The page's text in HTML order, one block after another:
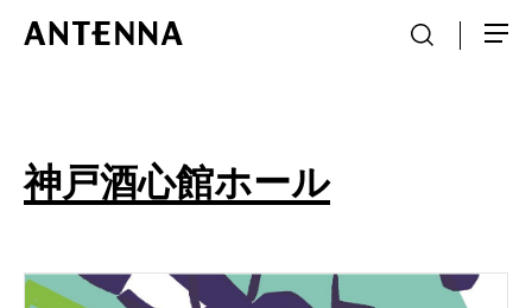
神戸酒心館ホール